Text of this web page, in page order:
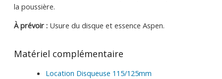
la poussière.
À prévoir :Usure du disque et essence Aspen.
Matériel complémentaire
Location Disqueuse 115/125mm